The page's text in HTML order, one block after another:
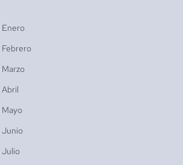
Enero
Febrero
Marzo
Abril
Mayo
Junio
Julio